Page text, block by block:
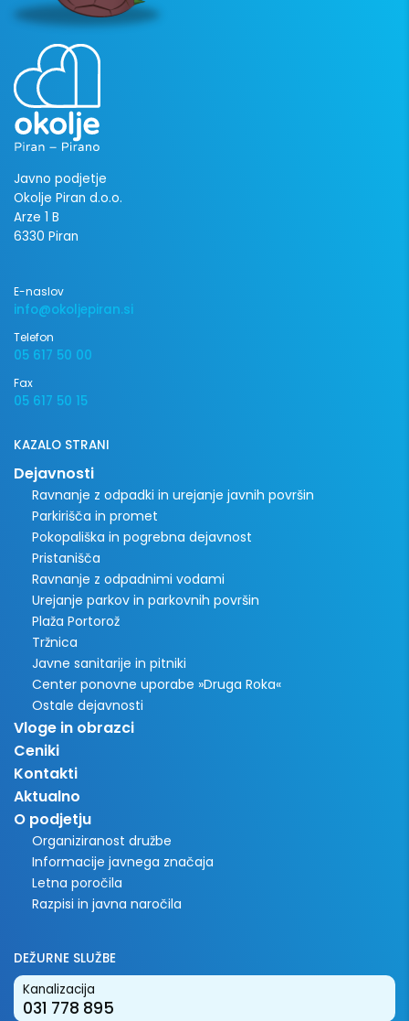
Javno podjetje
Okolje Piran d.o.o.
Arze 1 B
6330 Piran
E-naslov
info@okoljepiran.si
Telefon
05 617 50 00
Fax
05 617 50 15
KAZALO STRANI
Dejavnosti
Ravnanje z odpadki in urejanje javnih površin
Parkirišča in promet
Pokopališka in pogrebna dejavnost
Pristanišča
Ravnanje z odpadnimi vodami
Urejanje parkov in parkovnih površin
Plaža Portorož
Tržnica
Javne sanitarije in pitniki
Center ponovne uporabe »Druga Roka«
Ostale dejavnosti
Vloge in obrazci
Ceniki
Kontakti
Aktualno
O podjetju
Organiziranost družbe
Informacije javnega značaja
Letna poročila
Razpisi in javna naročila
DEŽURNE SLUŽBE
Kanalizacija
031 778 895